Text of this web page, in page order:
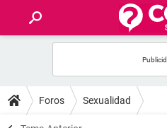
FOROS
Foros Sexualidad